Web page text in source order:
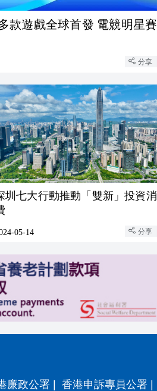
款遊戲全球首發 電競明星賽
分享
圳七大行動推動「雙新」投資消
05-14 分享
廉政公署 | 香港申訴專員公署 |